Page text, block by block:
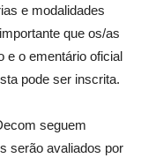
e modalidades
que os/as
e o ementário oficial
pode ser inscrita.
seguem
serão avaliados por